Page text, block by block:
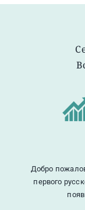
Добро
первого